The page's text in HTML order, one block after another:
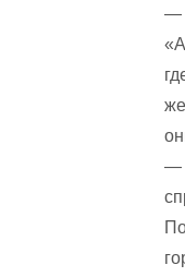
—
«А
же
—